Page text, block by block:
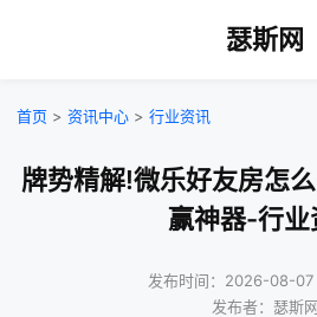
瑟斯网
首页 > 资讯中心 > 行业资讯
牌势精解!微乐好友房怎
赢神器-行业
发布时间：2026-08-07
发布者：瑟斯网